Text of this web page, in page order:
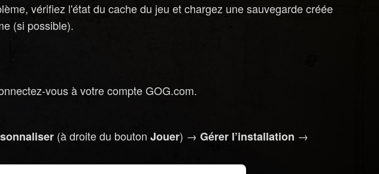
vérifiez l'état du cache du jeu et chargez une sauvegarde créée
(si possible).
vous à votre compte GOG.com.
(à droite du boutonJouer) →Gérer l’installation →